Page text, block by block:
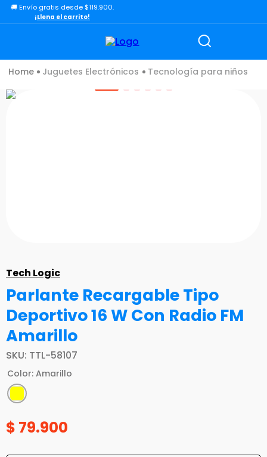
🚚 Envío gratis desde $119.900.
¡Llena el carrito!
Juguetes Electrónicos Tecnología para niños
Tech Logic
Parlante Recargable Tipo
Deportivo 16 W Con Radio FM
Amarillo
SKU: TTL-58107
Color: Amarillo
$ 79.900
TÉRMINOS MÁS BUSCADOS
3.
carro
4